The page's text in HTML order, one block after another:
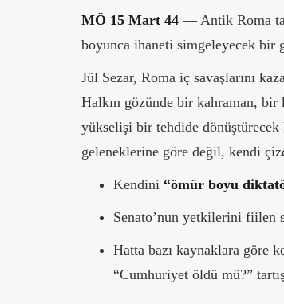
MÖ 15 Mart 44 — Antik Roma
boyunca ihaneti simgeleyecek bir
Jül Sezar, Roma iç savaşlarını
Halkın gözünde bir kahraman, bir
yükselişi bir tehdide dönüştürecek
geleneklerine göre değil, kendi
Kendini “ömür boyu
Senato’nun yetkilerini fiilen
Hatta bazı kaynaklara göre
“Cumhuriyet öldü mü?”